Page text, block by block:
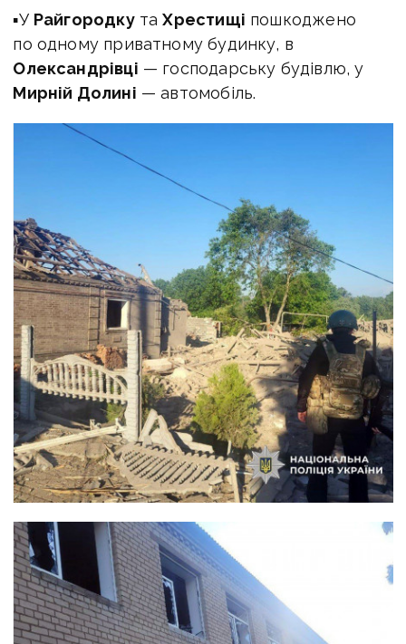
▪У РайгородкутаХрестищі пошкоджено
по одному приватному будинку, в
Олександрівці — господарську будівлю, у
Мирній Долині — автомобіль.